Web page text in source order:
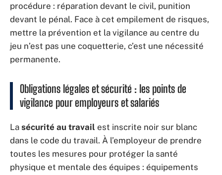
procédure : réparation devant le civil, punition
devant le pénal. Face à cet empilement de risques,
mettre la prévention et la vigilance au centre du
jeu n’est pas une coquetterie, c’est une nécessité
permanente.
Obligations légales et sécurité : les points de
vigilance pour employeurs et salariés
La sécurité au travail est inscrite noir sur blanc
dans le code du travail. À l’employeur de prendre
toutes les mesures pour protéger la santé
physique et mentale des équipes : équipements